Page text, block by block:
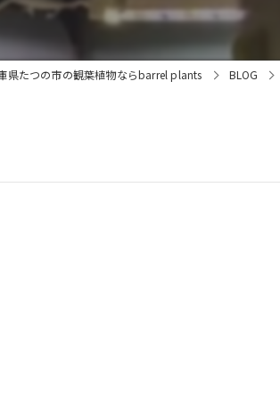
県たつの市の観葉植物ならbarrel plants BLOG